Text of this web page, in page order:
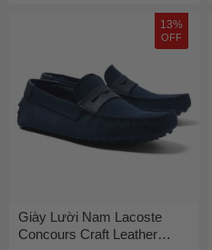
13%
OFF
Giày Lười Nam Lacoste
Concours Craft Leather